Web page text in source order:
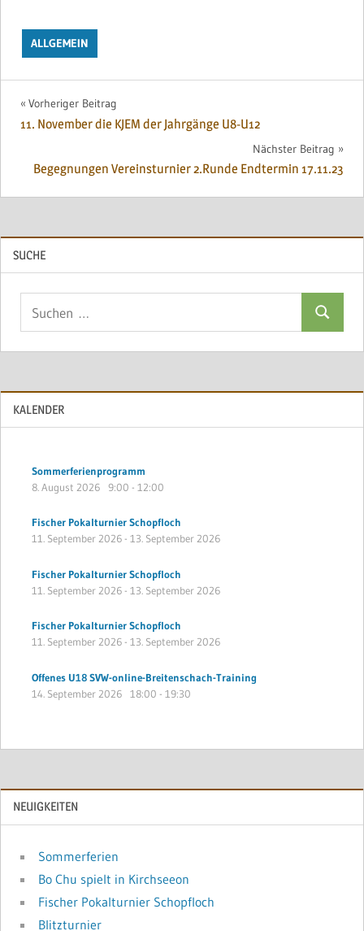
ALLGEMEIN
Beitragsnavigation
Vorheriger Beitrag
11. November die KJEM der Jahrgänge U8-U12
Nächster Beitrag
Begegnungen Vereinsturnier 2.Runde Endtermin 17.11.23
SUCHE
Suchen
KALENDER
Sommerferienprogramm
8. August 2026 9:00 - 12:00
Fischer Pokalturnier Schopfloch
11. September 2026- 13. September 2026
Fischer Pokalturnier Schopfloch
11. September 2026- 13. September 2026
Fischer Pokalturnier Schopfloch
11. September 2026- 13. September 2026
Offenes U18 SVW-online-Breitenschach-Training
14. September 2026 18:00 - 19:30
NEUIGKEITEN
Sommerferien
Bo Chu spielt in Kirchseeon
Fischer Pokalturnier Schopfloch
Blitzturnier